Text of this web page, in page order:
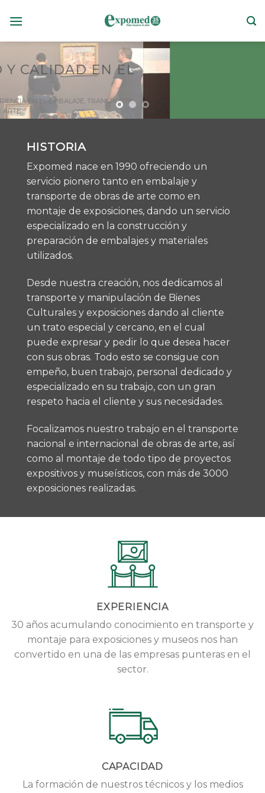
HISTORIA
Expomed nace en 1990 ofreciendo un
servicio pionero tanto en embalaje y
transporte de obras de arte como en
montaje de exposiciones, dando un servicio
especializado en la construcción y
preparación de embalajes y materiales
utilizados.
Desde nuestra creación, nos dedicamos al
transporte y manipulación de Bienes
Culturales y exposiciones dando al cliente
un trato especial y cercano, en el cual
puede expresar y pedir lo que desea hacer
con sus obras. Todo esto se consigue con
empeño, buen trabajo, personal dedicado y
especializado en su trabajo, con un gran
respeto hacia el cliente y sus necesidades.
Focalizamos nuestro trabajo en el transporte
nacional e internacional de obras de arte, así
como al montaje de todo tipo de proyectos
expositivos y museísticos, con más de 3000
exposiciones realizadas.
EXPERIENCIA
30 años acumulando conocimiento en transporte y
montaje para exposiciones y museos nos han
convertido en una de las empresas punteras en el
sector.
CAPACIDAD
La formación de nuestros técnicos y los medios